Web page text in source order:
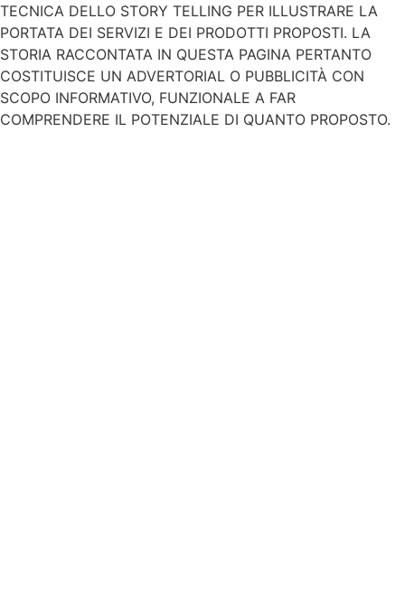
TECNICA DELLO STORY TELLING PER ILLUSTRARE LA
PORTATA DEI SERVIZI E DEI PRODOTTI PROPOSTI. LA
STORIA RACCONTATA IN QUESTA PAGINA PERTANTO
COSTITUISCE UN ADVERTORIAL O PUBBLICITÀ CON
SCOPO INFORMATIVO, FUNZIONALE A FAR
COMPRENDERE IL POTENZIALE DI QUANTO PROPOSTO.